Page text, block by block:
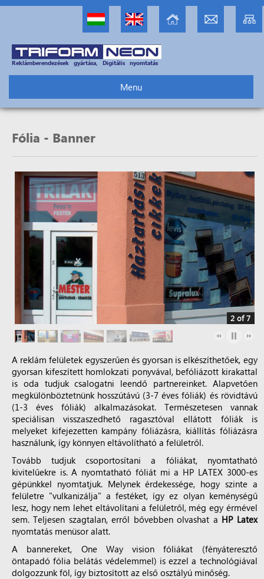
Reklámberendezések gyártása, Digitális nyomtatás
Menu
Fólia - Banner
2 of 7
A reklám felületek egyszerűen és gyorsan is elkészíthetőek, egy
gyorsan kifeszített homlokzati ponyvával, befóliázott kirakattal
is oda tudjuk csalogatni leendő partnereinket. Alapvetően
megkülönböztetnünk hosszútávú (3-7 éves fóliák) és rövidtávú
(1-3 éves fóliák) alkalmazásokat. Természetesen vannak
speciálisan visszaszedhető ragasztóval ellátott fóliák is
melyeket kifejezetten kampány fóliázásra, kiállítás fóliázásra
használunk, így könnyen eltávolítható a felületről.
Tovább tudjuk csoportosítani a fóliákat, nyomtatható
kivitelűekre is. A nyomtatható fóliát mi a HP LATEX 3000-es
gépünkkel nyomtatjuk. Melynek érdekessége, hogy szinte a
felületre "vulkanizálja" a festéket, így ez olyan keménységű
lesz, hogy nem lehet eltávolítani a felületről, még egy érmével
sem. Teljesen szagtalan, erről bővebben olvashat a HP Latex
nyomtatás menüsor alatt.
A bannereket, One Way vision fóliákat (fényáteresztő
öntapadó fólia belátás védelemmel) is ezzel a technológiával
dolgozzunk föl, így biztosított az első osztályú minőség.